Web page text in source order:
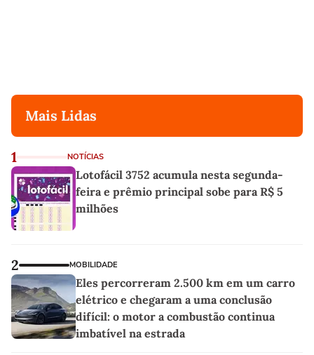
Mais Lidas
1 NOTÍCIAS
Lotofácil 3752 acumula nesta segunda-
feira e prêmio principal sobe para R$ 5
milhões
2 MOBILIDADE
Eles percorreram 2.500 km em um carro
elétrico e chegaram a uma conclusão
difícil: o motor a combustão continua
imbatível na estrada